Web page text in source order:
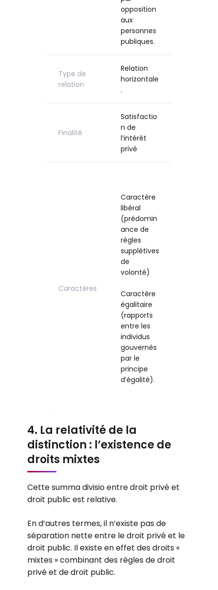
opposition
aux
personnes
publiques.
Type de
relation
Relation
horizontale
.
Finalité
Satisfactio
n de
l’intérêt
privé
Caractères
Caractère
libéral
(prédomin
ance de
règles
supplétives
de
volonté)
Caractère
égalitaire
(rapports
entre les
individus
gouvernés
par le
principe
d’égalité).
4. La relativité de la
distinction : l’existence de
droits mixtes
Cette summa divisio entre droit privé et
droit public est relative.
En d’autres termes, il n’existe pas de
séparation nette entre le droit privé et le
droit public. Il existe en effet des droits «
mixtes » combinant des règles de droit
privé et de droit public.